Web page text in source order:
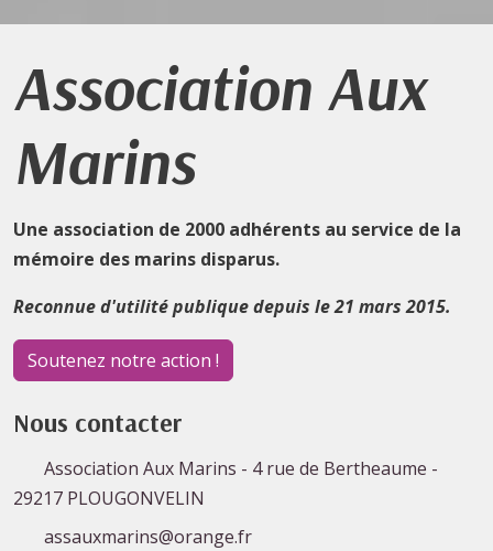
Association Aux
Marins
Une association de 2000 adhérents au service de la
mémoire des marins disparus.
Reconnue d'utilité publique depuis le 21 mars 2015.
Soutenez notre action !
Nous contacter
Association Aux Marins - 4 rue de Bertheaume -
29217 PLOUGONVELIN
assauxmarins@orange.fr